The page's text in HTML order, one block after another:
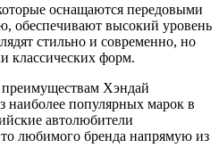
оснащаются передовыми
обеспечивают высокий уровень
стильно и современно, но
классических форм.
Хэндай
наиболее популярных марок в
автолюбители
любимого бренда напрямую из